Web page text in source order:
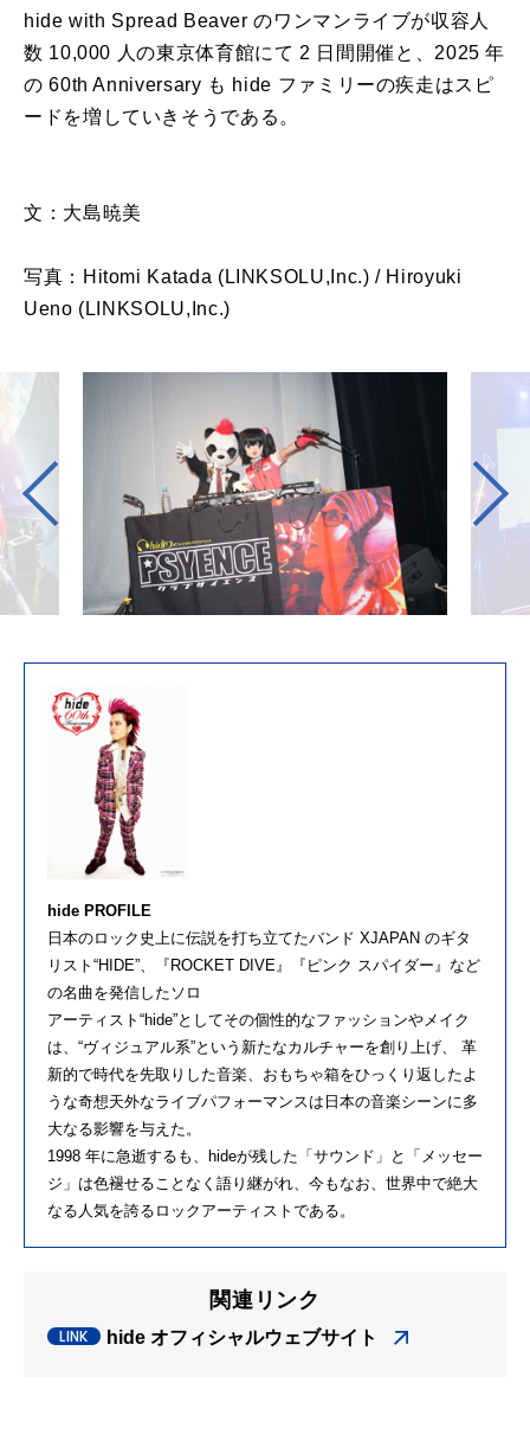
hide with Spread Beaver のワンマンライブが収容人
数 10,000 人の東京体育館にて 2 日間開催と、2025 年
の 60th Anniversary も hide ファミリーの疾走はスピ
ードを増していきそうである。
文：大島暁美
写真：Hitomi Katada (LINKSOLU,Inc.) / Hiroyuki
Ueno (LINKSOLU,Inc.)
hide PROFILE
⽇本のロック史上に伝説を打ち⽴てたバンド XJAPAN のギタ
リスト“HIDE”、『ROCKET DIVE』『ピンク スパイダー』など
の名曲を発信したソロ
アーティスト“hide”としてその個性的なファッションやメイク
は、“ヴィジュアル系”という新たなカルチャーを創り上げ、 ⾰
新的で時代を先取りした⾳楽、おもちゃ箱をひっくり返したよ
うな奇想天外なライブパフォーマンスは⽇本の⾳楽シーンに多
⼤なる影響を与えた。
1998 年に急逝するも、hideが残した「サウンド」と「メッセー
ジ」は⾊褪せることなく語り継がれ、今もなお、世界中で絶⼤
なる⼈気を誇るロックアーティストである。
関連リンク
hide オフィシャルウェブサイト